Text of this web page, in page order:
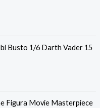
Busto 1/6 Darth Vader 15
Figura Movie Masterpiece